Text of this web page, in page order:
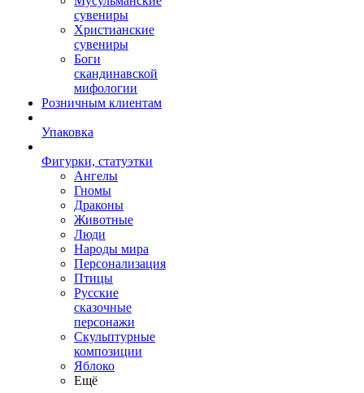
сувениры
Христианские
сувениры
Боги
скандинавской
мифологии
Розничным клиентам
Упаковка
Фигурки, статуэтки
Ангелы
Гномы
Драконы
Животные
Люди
Народы мира
Персонализация
Птицы
Русские
сказочные
персонажи
Скульптурные
композиции
Яблоко
Ещё